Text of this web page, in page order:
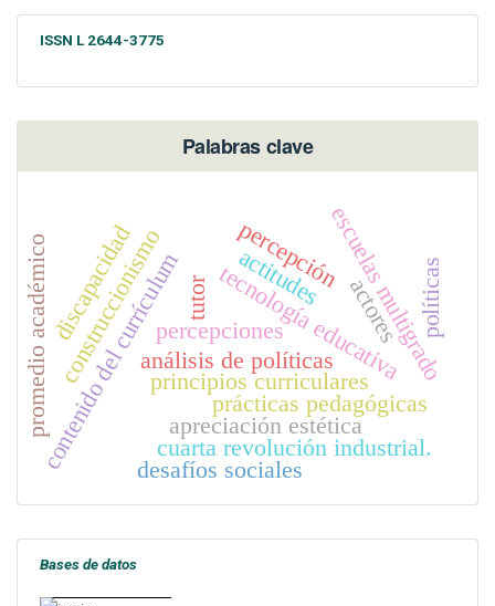
ISSN L 2644-3775
Palabras clave
tecnología educativa
percepciones
principios curriculares
contenido del currículum
construccionismo
prácticas pedagógicas
discapacidad actitudes
promedio académico escuelas multigrado
políticas
análisis de políticas
tutor
apreciación estética
percepción
cuarta revolución industrial.
desafíos sociales
actores
Bases de datos